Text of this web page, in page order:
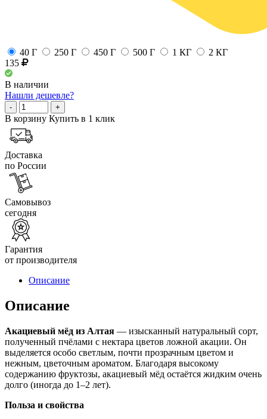
40 Г 250 Г 450 Г 500 Г 1 КГ
2 КГ
135
В наличии
Нашли дешевле?
- +
В корзину Купить в 1 клик
Доставка
по России
Самовывоз
сегодня
Гарантия
от производителя
Описание
Описание
Акациевый мёд из Алтая — изысканный натуральный сорт,
полученный пчёлами с нектара цветов ложной акации. Он
выделяется особо светлым, почти прозрачным цветом и
нежным, цветочным ароматом. Благодаря высокому
содержанию фруктозы, акациевый мёд остаётся жидким очень
долго (иногда до 1–2 лет).
Польза и свойства